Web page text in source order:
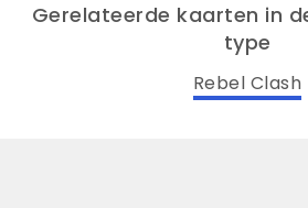
Gerelateerde kaarten in
type
Rebel Clash